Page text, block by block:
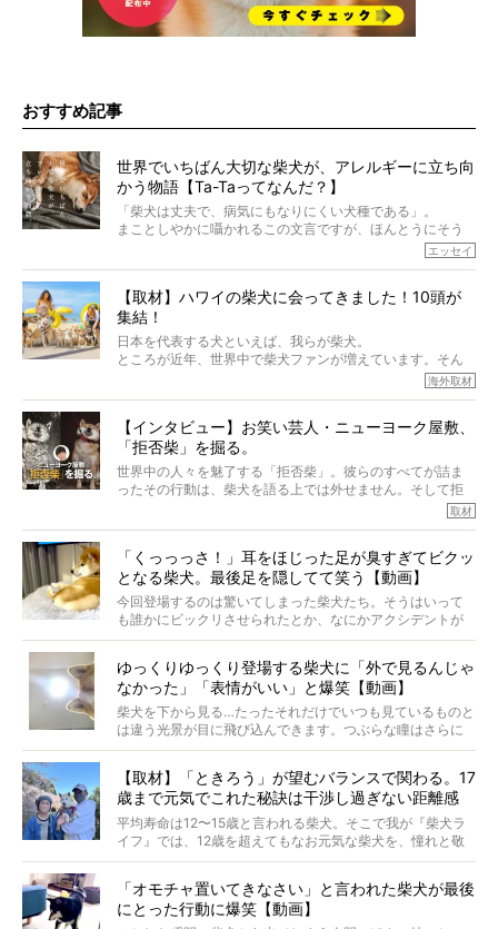
おすすめ記事
世界でいちばん大切な柴犬が、アレルギーに立ち向
かう物語【Ta-Taってなんだ？】
「柴犬は丈夫で、病気にもなりにくい犬種である」。
まことしやかに囁かれるこの文言ですが、ほんとうにそう
でも、いざそれぞれの個体を見ていくと、丈夫で病気にも
なりにくい、とは言えないような気もするのです。
実際に「病気にならない」などということはないし、飼い
主はそのためにやるべきことがある。
今回は、柴犬に関わる方たちすべてに読んで欲しい、ある
語でした。
※文章はご本人の了承を得て編集しています
※画像はすべてイメージです
※この記事は個人の感想であり、効果・効能を示すものではありません
エッセイ
【取材】ハワイの柴犬に会ってきました！10頭が
集結！
日本を代表する犬といえば、我らが柴犬。
ところが近年、世界中で柴犬ファンが増えています。そん
な中「柴犬ライフ」が目をつけたのは、南の楽園ハワイ。
そんな噂を聞きつけ、今回はハワイの柴犬たちを取材して
きました！
海外取材
【インタビュー】お笑い芸人・ニューヨーク屋敷、
「拒否柴」を掘る。
世界中の人々を魅了する「拒否柴」。彼らのすべてが詰ま
ったその行動は、柴犬を語る上では外せません。そして拒
否柴がここまで話題になるのは、“映える”ことも理由のひと
がるのでしょうか。
最近版画製作を始めた、お笑いコンビ「ニューヨーク」の
屋敷裕政さんに、拒否柴を掘っていただきました！ イン
タビューと合わせてご覧ください。
取材
「くっっっさ！」耳をほじった足が臭すぎてビクッ
となる柴犬。最後足を隠してて笑う【動画】
今回登場するのは驚いてしまった柴犬たち。そうはいって
も誰かにビックリさせられたとか、なにかアクシデントが
起きたとか、そういうことが原因ではありません。全ての
ゆっくりゆっくり登場する柴犬に「外で見るんじゃ
なかった」「表情がいい」と爆笑【動画】
柴犬を下から見る…たったそれだけでいつも見ているものと
は違う光景が目に飛び込んできます。つぶらな瞳はさらに
つぶらに見え、モフモフのお顔はさらにモフモフに見えま
【取材】「ときろう」が望むバランスで関わる。17
歳まで元気でこれた秘訣は干渉し過ぎない距離感
#38ときろう
平均寿命は12〜15歳と言われる柴犬。そこで我が『柴犬ラ
イフ』では、12歳を超えてもなお元気な柴犬を、憧れと敬
意を込めて“レジェンド柴”と呼んでいます。 この特集で
ォーカスし、その元気の秘訣や、老犬と暮らすうえで大切
だと思うことを、オーナーさんに語っていただきます。今
「オモチャ置いてきなさい」と言われた柴犬が最後
にとった行動に爆笑【動画】